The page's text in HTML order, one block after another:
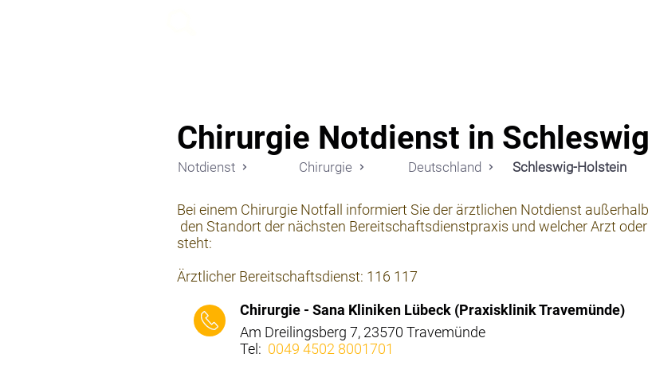
Chirurgie Notdienst in
Notdienst Chirurgie Schleswig-Holstein
Deutschland
Bei einem Chirurgie Notfall informiert Sie der ärztlichen Notdienst
den Standort der nächsten Bereitschaftsdienstpraxis und welcher Arzt
steht:
Ärztlicher Bereitschaftsdienst: 116 117
Chirurgie - Sana Kliniken Lübeck (Praxisklinik Travemünde)
Am Dreilingsberg 7, 23570 Travemünde
Tel: 0049 4502 8001701